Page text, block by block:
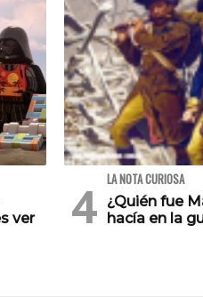
ver
LA NOTA CURIOSA
¿Quién fue
hacía en la